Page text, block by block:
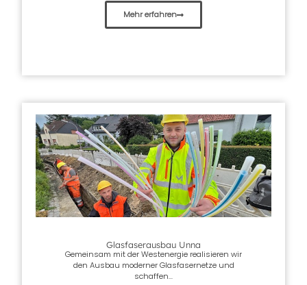
Mehr erfahren
Glasfaserausbau Unna
Gemeinsam mit der Westenergie realisieren wir
den Ausbau moderner Glasfasernetze und
schaffen...